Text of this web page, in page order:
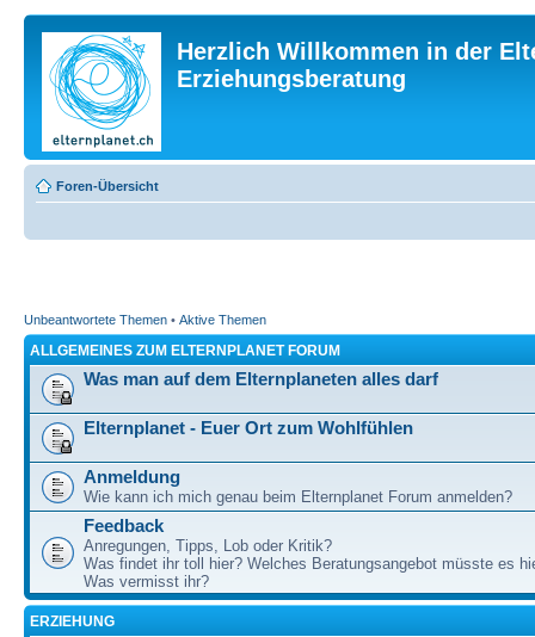
Herzlich Willkommen in der
Erziehungsberatung
Foren-Übersicht
Unbeantwortete Themen • Aktive Themen
ALLGEMEINES ZUM ELTERNPLANET FORUM
Was man auf dem Elternplaneten alles darf
Elternplanet - Euer Ort zum Wohlfühlen
Anmeldung
Wie kann ich mich genau beim Elternplanet Forum anmelden?
Feedback
Anregungen, Tipps, Lob oder Kritik?
Was findet ihr toll hier? Welches Beratungsangebot müsste es
Was vermisst ihr?
ERZIEHUNG